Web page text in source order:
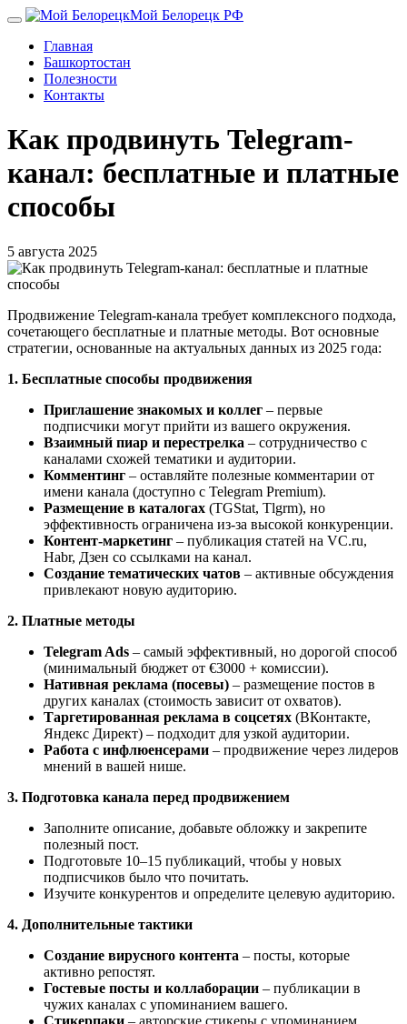
Перейти
основному
содержанию
Мой Белорецк РФ
Главная
Башкортостан
Полезности
Контакты
Как продвинуть Telegram-
канал: бесплатные и платные
способы
5 августа 2025
Продвижение Telegram-канала требует комплексного подхода,
сочетающего бесплатные и платные методы. Вот основные
стратегии, основанные на актуальных данных из 2025 года:
1. Бесплатные способы продвижения
Приглашение знакомых и коллег – первые
подписчики могут прийти из вашего окружения.
Взаимный пиар и перестрелка – сотрудничество с
каналами схожей тематики и аудитории.
Комментинг – оставляйте полезные комментарии от
имени канала (доступно с Telegram Premium).
Размещение в каталогах (TGStat, Tlgrm), но
эффективность ограничена из-за высокой конкуренции.
Контент-маркетинг – публикация статей на VC.ru,
Habr, Дзен со ссылками на канал.
Создание тематических чатов – активные обсуждения
привлекают новую аудиторию.
2. Платные методы
Telegram Ads – самый эффективный, но дорогой способ
(минимальный бюджет от €3000 + комиссии).
Нативная реклама (посевы) – размещение постов в
других каналах (стоимость зависит от охватов).
Таргетированная реклама в соцсетях (ВКонтакте,
Яндекс Директ) – подходит для узкой аудитории.
Работа с инфлюенсерами – продвижение через лидеров
мнений в вашей нише.
3. Подготовка канала перед продвижением
Заполните описание, добавьте обложку и закрепите
полезный пост.
Подготовьте 10–15 публикаций, чтобы у новых
подписчиков было что почитать.
Изучите конкурентов и определите целевую аудиторию.
4. Дополнительные тактики
Создание вирусного контента – посты, которые
активно репостят.
Гостевые посты и коллаборации – публикации в
чужих каналах с упоминанием вашего.
Стикерпаки – авторские стикеры с упоминанием